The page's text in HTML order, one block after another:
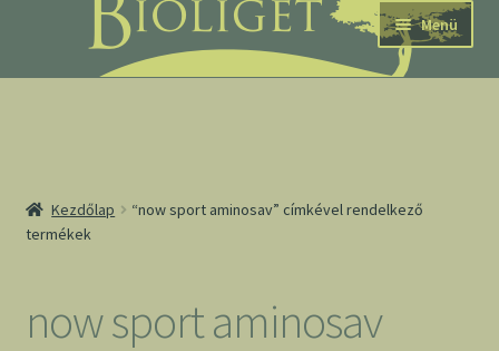
navigációhoz
tartalomba
Menü
Kezdőlap
“now sport aminosav” címkével rendelkező
termékek
now sport aminosav